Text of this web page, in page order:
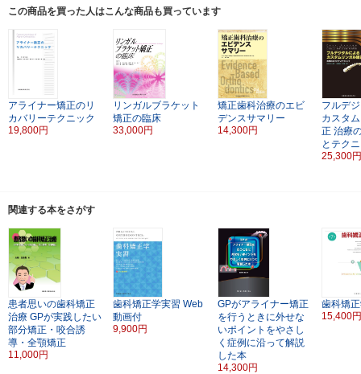
この商品を買った人はこんな商品も買っています
アライナー矯正のリ
カバリーテクニック
19,800円
リンガルブラケット
矯正の臨床
33,000円
矯正歯科治療のエビ
デンスサマリー
14,300円
フルデ
カスタ
正 治療
とテク
25,300
関連する本をさがす
患者思いの歯科矯正
治療 GPが実践したい
部分矯正・咬合誘
導・全顎矯正
11,000円
歯科矯正学実習 Web
動画付
9,900円
GPがアライナー矯正
を行うときに外せな
いポイントをやさし
く症例に沿って解説
した本
14,300円
歯科矯
15,400